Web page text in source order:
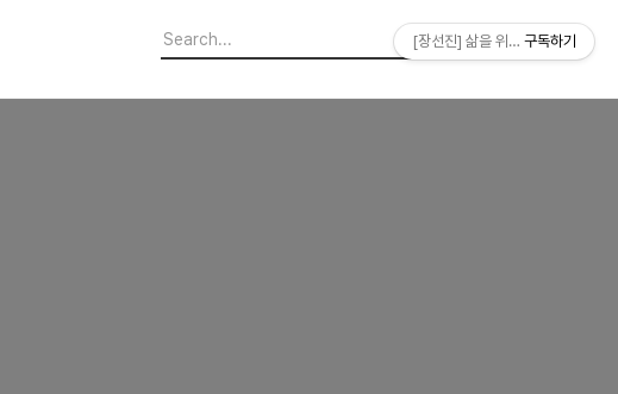
[장선진] 삶을 위한 소프트웨어
구독하기